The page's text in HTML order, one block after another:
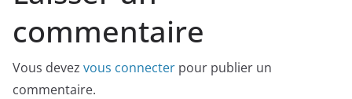
commentaire
Vous devez vous connecter pour publier un
commentaire.